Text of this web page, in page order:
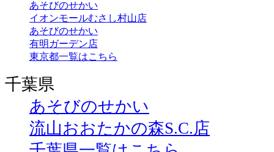
あそびのせかい
イオンモールむさし村山店
あそびのせかい
有明ガーデン店
東京都一覧はこちら
千葉県
あそびのせかい
流山おおたかの森S.C.店